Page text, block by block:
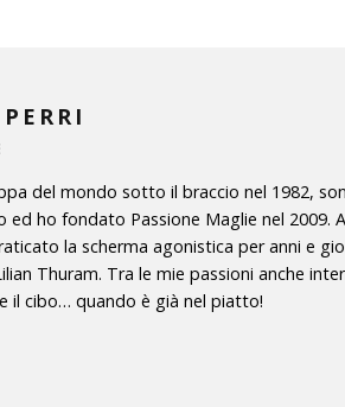
del mondo sotto il braccio nel 1982,
ed ho fondato Passione Maglie nel 2009.
la scherma agonistica per anni e
Thuram. Tra le mie passioni anche
il cibo… quando è già nel piatto!